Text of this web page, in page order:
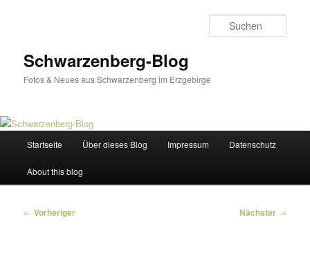
Schwarzenberg-Blog
Fotos & Neues aus Schwarzenberg im Erzgebirge
Startseite Über dieses Blog Impressum Datenschutz
About this blog
Beitragsnavigation
← Vorheriger Nächster →